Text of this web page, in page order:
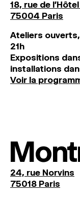
18, rue de
75004 Paris
Ateliers
21h
Expositions
installations
Voir la
24, rue Norvins
75018 Paris